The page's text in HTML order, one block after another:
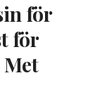
för
för